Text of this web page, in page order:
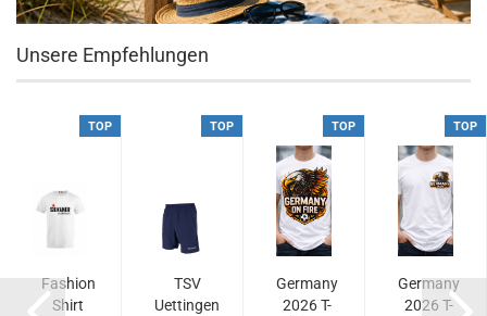
Unsere Empfehlungen
TOP
Fashion
Shirt
TOP
TSV
Uettingen
TOP
Germany
2026 T-
TOP
Germany
2026 T-